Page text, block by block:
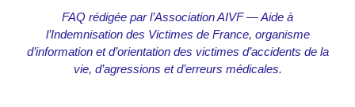
FAQ rédigée par l’Association AIVF — Aide à
l’Indemnisation des Victimes de France, organisme
d’information et d’orientation des victimes d’accidents de la
vie, d’agressions et d’erreurs médicales.